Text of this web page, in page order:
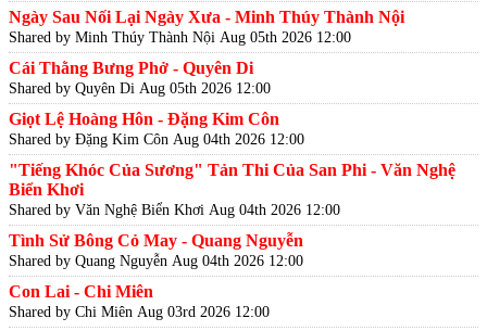
Ngày Sau Nối Lại Ngày Xưa - Minh Thúy Thành Nội
Shared by Minh Thúy Thành Nội Aug 05th 2026 12:00
Cái Thằng Bưng Phở - Quyên Di
Shared by Quyên Di Aug 05th 2026 12:00
Giọt Lệ Hoàng Hôn - Đặng Kim Côn
Shared by Đặng Kim Côn Aug 04th 2026 12:00
"Tiếng Khóc Của Sương" Tản Thi Của San Phi - Văn Nghệ
Biển Khơi
Shared by Văn Nghệ Biển Khơi Aug 04th 2026 12:00
Tình Sử Bông Cỏ May - Quang Nguyễn
Shared by Quang Nguyễn Aug 04th 2026 12:00
Con Lai - Chi Miên
Shared by Chi Miên Aug 03rd 2026 12:00